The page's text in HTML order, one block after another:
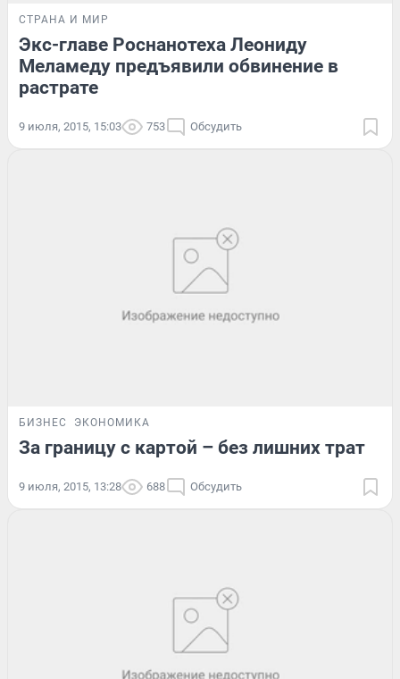
СТРАНА И МИР
Экс-главе Роснанотеха Леониду
Меламеду предъявили обвинение в
растрате
9 июля, 2015, 15:03 753 Обсудить
БИЗНЕС ЭКОНОМИКА
За границу с картой – без лишних трат
9 июля, 2015, 13:28 688 Обсудить